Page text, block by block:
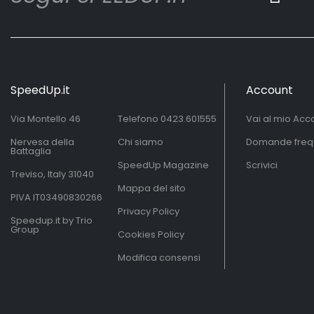
SpeedUp.it
Via Montello 46
Nervesa della
Battaglia
Treviso, Italy 31040
PIVA IT03490830266
Speedup.it by Trio
Group
Telefono 0423.601555
Chi siamo
SpeedUp Magazine
Mappa del sito
Privacy Policy
Cookies Policy
Modifica consensi
Account
Vai al mio
Domande
Scrivici